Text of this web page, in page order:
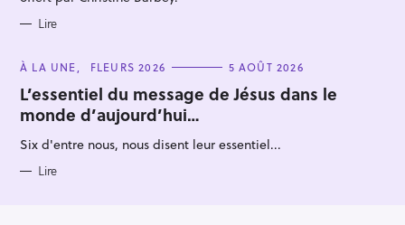
Lire
C
T
E
G
O
R
I
S
À LA UNE FLEURS 2026 5 AOÛT 2026
L’essentiel du message de Jésus dans le
monde d’aujourd’hui…
Six d'entre nous, nous disent leur essentiel...
Lire